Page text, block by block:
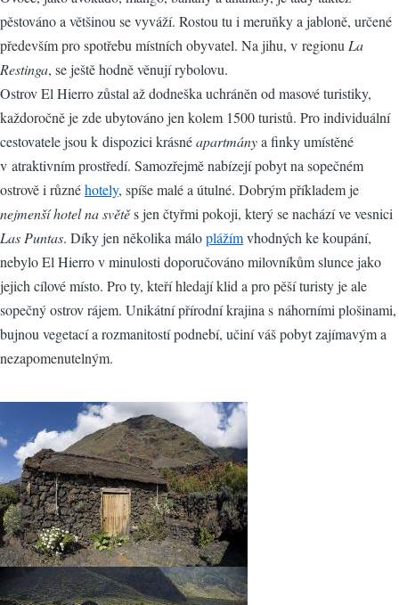
pěstováno a většinou se vyváží. Rostou tu i meruňky a jabloně, určené
především pro spotřebu místních obyvatel. Na jihu, v regionu La
Restinga, se ještě hodně věnují rybolovu.
Ostrov El Hierro zůstal až dodneška uchráněn od masové turistiky,
každoročně je zde ubytováno jen kolem 1500 turistů. Pro individuální
cestovatele jsou k dispozici krásnéapartmánya finky umístěné
v atraktivním prostředí. Samozřejmě nabízejí pobyt na sopečném
ostrově i různéhotely, spíše malé a útulné. Dobrým příkladem je
nejmenší hotel na světěs jen čtyřmi pokoji, který se nachází ve vesnici
Las Puntas. Díky jen několika máloplážímvhodných ke koupání,
nebylo El Hierro v minulosti doporučováno milovníkům slunce jako
jejich cílové místo. Pro ty, kteří hledají klid a pro pěší turisty je ale
sopečný ostrov rájem. Unikátní přírodní krajina s náhorními plošinami,
bujnou vegetací a rozmanitostí podnebí, učiní váš pobyt zajímavým a
nezapomenutelným.